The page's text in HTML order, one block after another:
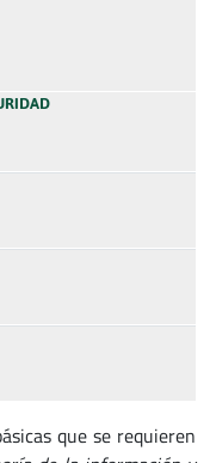
que se requieren